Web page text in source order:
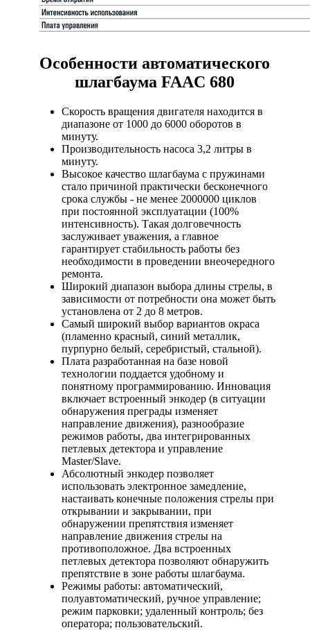
Особенности автоматического
шлагбаума FAAC 680
Скорость вращения двигателя находится в
диапазоне от 1000 до 6000 оборотов в
минуту.
Производительность насоса 3,2 литры в
минуту.
Высокое качество шлагбаума с пружинами
стало причиной практически бесконечного
срока службы - не менее 2000000 циклов
при постоянной эксплуатации (100%
интенсивность). Такая долговечность
заслуживает уважения, а главное
гарантирует стабильность работы без
необходимости в проведении внеочередного
ремонта.
Широкий диапазон выбора длины стрелы, в
зависимости от потребности она может быть
установлена от 2 до 8 метров.
Самый широкий выбор вариантов окраса
(пламенно красный, синий металлик,
пурпурно белый, серебристый, стальной).
Плата разработанная на базе новой
технологии поддается удобному и
понятному программированию. Инновация
включает встроенный энкодер (в ситуации
обнаружения преграды изменяет
направление движения), разнообразие
режимов работы, два интегрированных
петлевых детектора и управление
Master/Slave.
Абсолютный энкодер позволяет
использовать электронное замедление,
настаивать конечные положения стрелы при
открывании и закрывании, при
обнаружении препятствия изменяет
направление движения стрелы на
противоположное. Два встроенных
петлевых детектора позволяют обнаружить
препятствие в зоне работы шлагбаума.
Режимы работы: автоматический,
полуавтоматический, ручное управление;
режим парковки; удаленный контроль; без
оператора; пользовательский.